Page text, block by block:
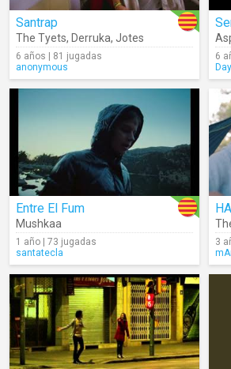
Santrap
The Tyets, Derruka, Jotes
6 años | 81 jugadas
anonymous
6
Entre El Fum
Mushkaa
1 año | 73 jugadas
santatecla
3